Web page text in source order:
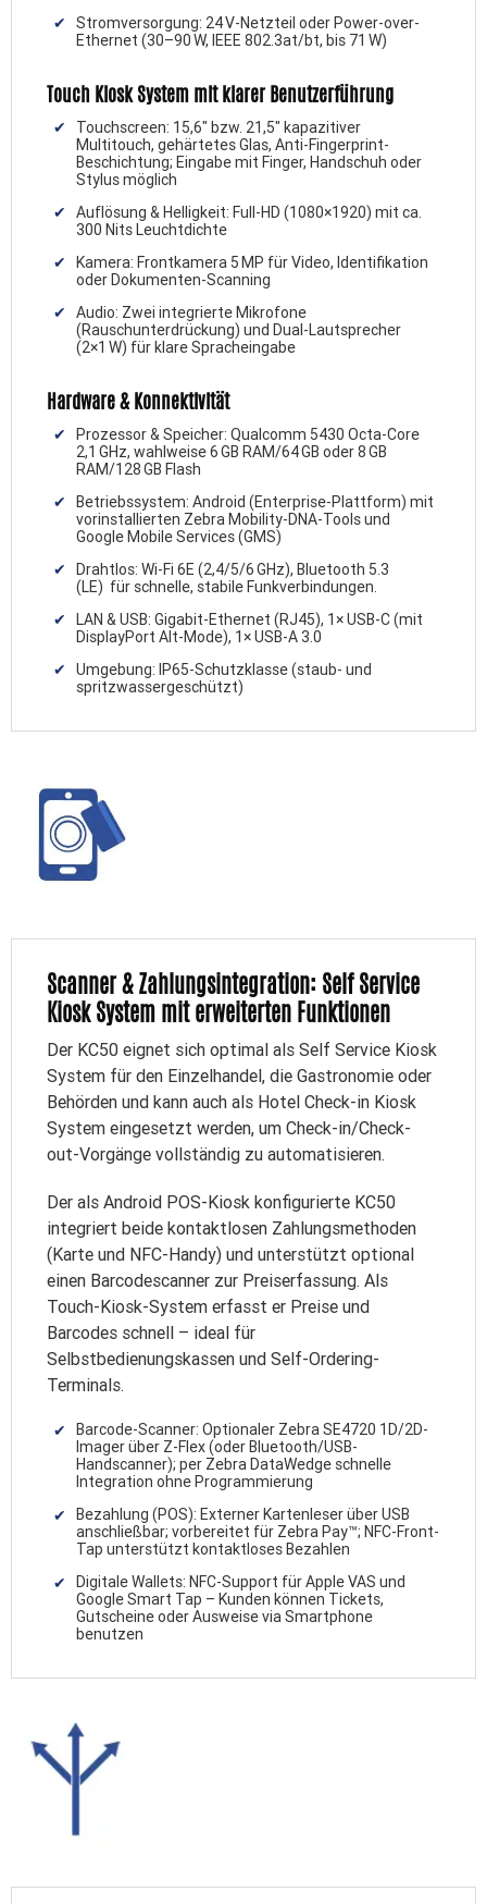
Stromversorgung: 24 V-Netzteil oder Power-over-
Ethernet (30–90 W, IEEE 802.3at/bt, bis 71 W)
Touch Kiosk System mit klarer Benutzerführung
Touchscreen: 15,6″ bzw. 21,5″ kapazitiver
Multitouch, gehärtetes Glas, Anti-Fingerprint-
Beschichtung; Eingabe mit Finger, Handschuh oder
Stylus möglich
Auflösung & Helligkeit: Full-HD (1080×1920) mit ca.
300 Nits Leuchtdichte
Kamera: Frontkamera 5 MP für Video, Identifikation
oder Dokumenten-Scanning
Audio: Zwei integrierte Mikrofone
(Rauschunterdrückung) und Dual-Lautsprecher
(2×1 W) für klare Spracheingabe
Hardware & Konnektivität
Prozessor & Speicher: Qualcomm 5430 Octa-Core
2,1 GHz, wahlweise 6 GB RAM/64 GB oder 8 GB
RAM/128 GB Flash
Betriebssystem: Android (Enterprise-Plattform) mit
vorinstallierten Zebra Mobility-DNA-Tools und
Google Mobile Services (GMS)
Drahtlos: Wi-Fi 6E (2,4/5/6 GHz), Bluetooth 5.3
(LE) für schnelle, stabile Funkverbindungen.
LAN & USB: Gigabit-Ethernet (RJ45), 1× USB-C (mit
DisplayPort Alt-Mode), 1× USB-A 3.0
Umgebung: IP65-Schutzklasse (staub- und
spritzwassergeschützt)
Scanner & Zahlungsintegration: Self Service
Kiosk System mit erweiterten Funktionen
Der KC50 eignet sich optimal als Self Service Kiosk
System für den Einzelhandel, die Gastronomie oder
Behörden und kann auch als Hotel Check-in Kiosk
System eingesetzt werden, um Check-in/Check-
out-Vorgänge vollständig zu automatisieren.
Der als Android POS-Kiosk konfigurierte KC50
integriert beide kontaktlosen Zahlungsmethoden
(Karte und NFC-Handy) und unterstützt optional
einen Barcodescanner zur Preiserfassung. Als
Touch-Kiosk-System erfasst er Preise und
Barcodes schnell – ideal für
Selbstbedienungskassen und Self-Ordering-
Terminals.
Barcode-Scanner: Optionaler Zebra SE4720 1D/2D-
Imager über Z-Flex (oder Bluetooth/USB-
Handscanner); per Zebra DataWedge schnelle
Integration ohne Programmierung
Bezahlung (POS): Externer Kartenleser über USB
anschließbar; vorbereitet für Zebra Pay™; NFC-Front-
Tap unterstützt kontaktloses Bezahlen
Digitale Wallets: NFC-Support für Apple VAS und
Google Smart Tap – Kunden können Tickets,
Gutscheine oder Ausweise via Smartphone
benutzen